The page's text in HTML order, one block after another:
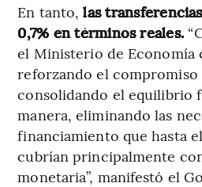
En tanto,las
0,7% en términos reales.
el Ministerio de Economía
reforzando el
consolidando el equilibrio
manera, eliminando las
financiamiento que hasta
cubrían principalmente
monetaria”, manifestó el